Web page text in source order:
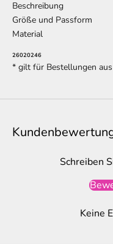
Beschreibung
Größe und Passform
Material
26020246
* gilt für Bestellungen
Schreiben
Keine